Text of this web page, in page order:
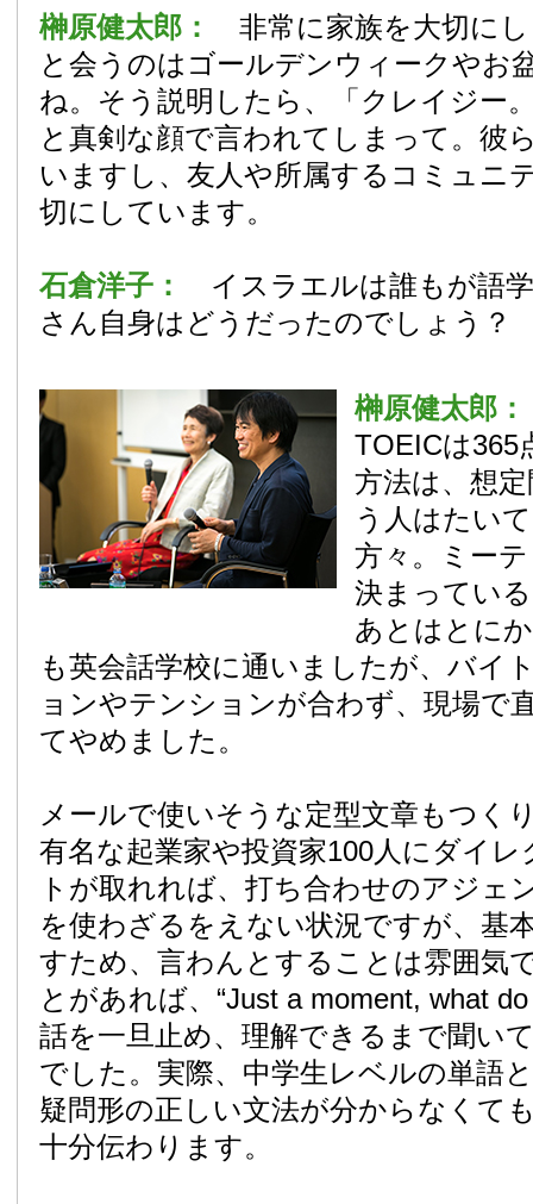
榊原健太郎： 非常に家族を大切に
と会うのはゴールデンウィークやお
ね。そう説明したら、「クレイジー
と真剣な顔で言われてしまって。彼
いますし、友人や所属するコミュニ
切にしています。
石倉洋子： イスラエルは誰もが語
さん自身はどうだったのでしょう？
榊原健太郎
TOEICは365
方法は、想
う人はたい
方々。ミー
決まってい
あとはとに
も英会話学校に通いましたが、バイ
ョンやテンションが合わず、現場で
てやめました。
メールで使いそうな定型文章もつく
有名な起業家や投資家100人にダイ
トが取れれば、打ち合わせのアジェ
を使わざるをえない状況ですが、基
すため、言わんとすることは雰囲気
とがあれば、“Just a moment, what
話を一旦止め、理解できるまで聞い
でした。実際、中学生レベルの単語
疑問形の正しい文法が分からなくて
十分伝わります。